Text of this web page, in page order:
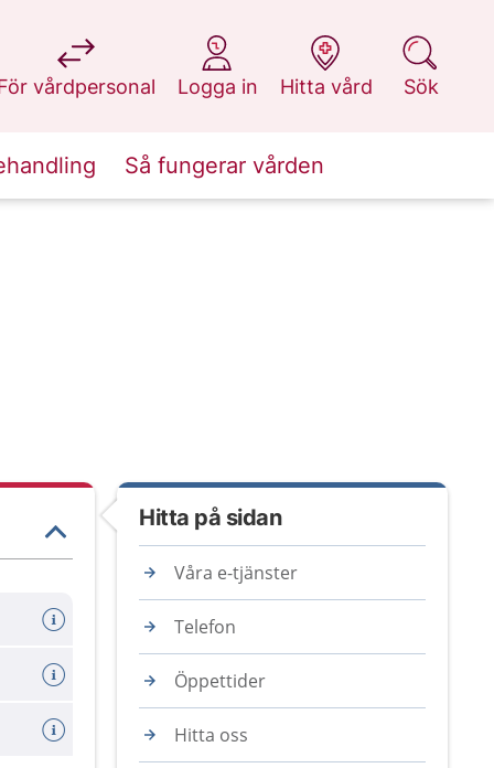
vårdpersonal
på 1177.se
Logga in
på 1177.se
Hitta vård
på 1177.se
Sök
på 1177.se
Så fungerar vården
Hitta på sidan
Våra e-tjänster
Telefon
Öppettider
Hitta oss